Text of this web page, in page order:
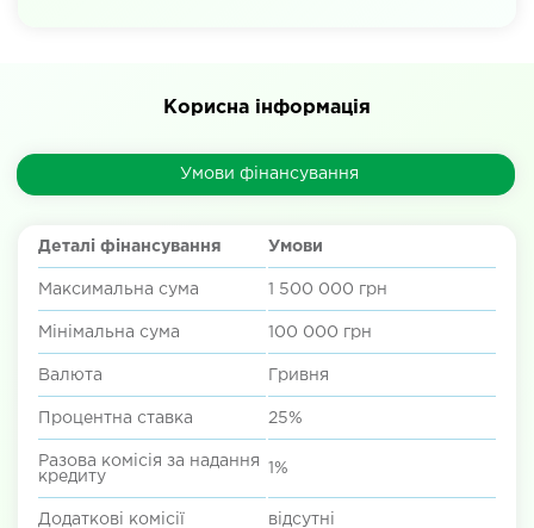
Корисна інформація
Умови фінансування
Деталі фінансування Умови
Максимальна сума 1 500 000 грн
Мінімальна сума 100 000 грн
Валюта Гривня
Процентна ставка 25%
Разова комісія за надання
кредиту
1%
Додаткові комісії відсутні